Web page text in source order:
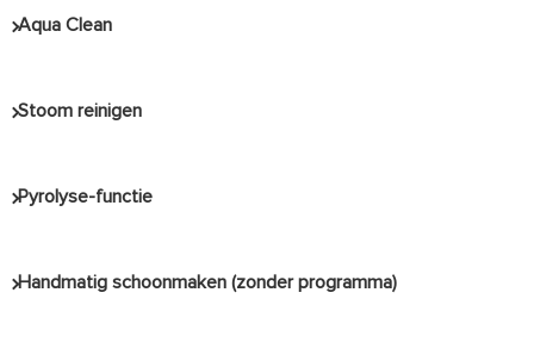
Aqua Clean
Stoom reinigen
Pyrolyse-functie
Handmatig schoonmaken (zonder programma)